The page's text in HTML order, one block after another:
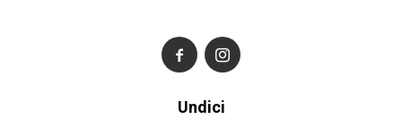
Undici
 